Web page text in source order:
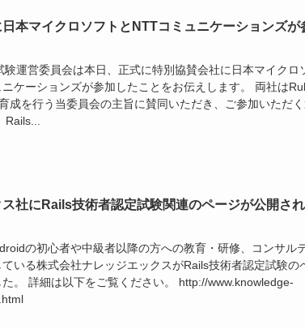
本マイクロソフトとNTTコミュニケーションズが
験運営委員会は本日、正式に特別協賛会社に日本マイクロ
ケーションズが参加したことをお伝えします。 両社は
成を行う当委員会の主旨に賛同いただき、ご参加いただ
Rails...
社にRails技術者認定試験関連のページが公開され
の初心者や中級者以降の方への教育・研修、コンサル
いる株式会社ナレッジエックスがRails技術者認定試験の
。 詳細は以下をご覧ください。 http://www.knowledge-